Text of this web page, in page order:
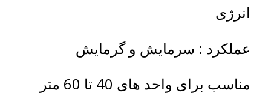
انرژی
عملکرد : سرمایش و گرمایش
مناسب برای واحد های 40 تا 60 متر